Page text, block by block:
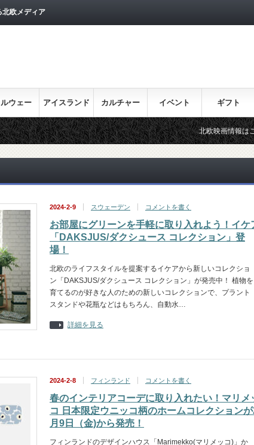
北欧メディア
ルウェー アイスランド カルチャー イベント ギフト
北欧映画情報はこちら♪
2024-2-9 スウェーデン コメントを書く
お部屋にグリーンを手軽に取り入れよう！イケ
「DAKSJUS/ダクシュース コレクション」登
場！
北欧のライフスタイルを提案するイケアから新しいコレクショ
ン「DAKSJUS/ダクシュース コレクション」が発売中！ 植物を
育てるのが好きな人のための新しいコレクションで、プラント
スタンドや花瓶などはもちろん、自動水…
詳細を見る
2024-2-8 フィンランド コメントを書く
春のインテリアコーデに取り入れたい！マリメ
コ 日本限定ウニッコ柄のホームコレクション
月9日（金)から発売！
フィンランドのデザインハウス「Marimekko(マリメッコ)」か